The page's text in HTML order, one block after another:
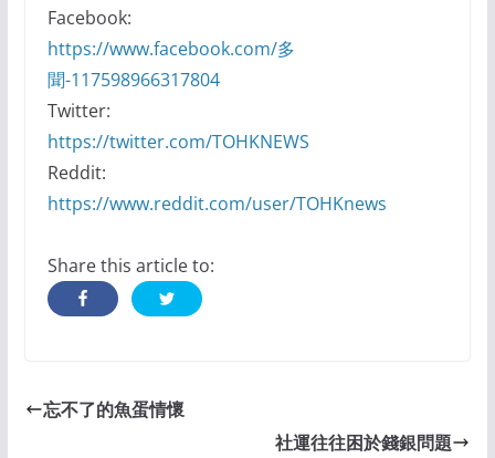
Facebook:
https://www.facebook.com/多
聞-117598966317804
Twitter:
https://twitter.com/TOHKNEWS
Reddit:
https://www.reddit.com/user/TOHKnews
Share this article to:
忘不了的魚蛋情懷
社運往往困於錢銀問題